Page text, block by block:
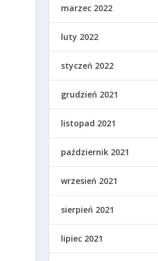
marzec 2022
luty 2022
styczeń 2022
grudzień 2021
listopad 2021
październik 2021
wrzesień 2021
sierpień 2021
lipiec 2021